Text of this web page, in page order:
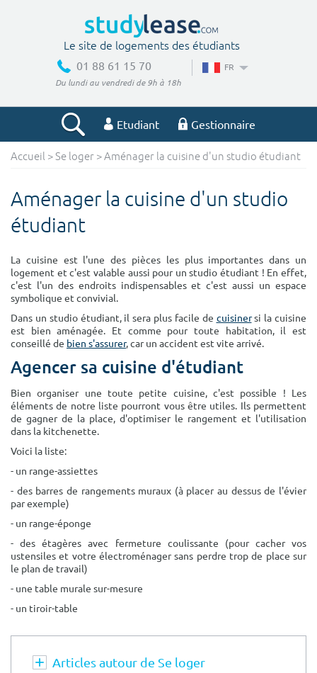
Le site de logements des étudiants
01 88 61 15 70
Du lundi au vendredi de 9h à 18h
FR
Etudiant Gestionnaire
Votre recherche
Ville, école
Budget min
€
Budget max
€
Surface min
m²
Surface max
Type de location
Colocation
Votre date d'entrée
Chercher
Accueil >Se loger > Aménager la cuisine d'un studio étudiant
Aménager la cuisine d'un studio
étudiant
La cuisine est l'une des pièces les plus importantes dans un
logement et c'est valable aussi pour un studio étudiant ! En effet,
c'est l'un des endroits indispensables et c'est aussi un espace
symbolique et convivial.
Dans un studio étudiant, il sera plus facile de cuisinersi la cuisine
est bien aménagée. Et comme pour toute habitation, il est
conseillé de bien s'assurer, car un accident est vite arrivé.
Agencer sa cuisine d'étudiant
Bien organiser une toute petite cuisine, c'est possible ! Les
éléments de notre liste pourront vous être utiles. Ils permettent
de gagner de la place, d'optimiser le rangement et l'utilisation
dans la kitchenette.
Voici la liste:
- un range-assiettes
- des barres de rangements muraux (à placer au dessus de l'évier
par exemple)
- un range-éponge
- des étagères avec fermeture coulissante (pour cacher vos
ustensiles et votre électroménager sans perdre trop de place sur
le plan de travail)
- une table murale sur-mesure
- un tiroir-table
Articles autour de Se loger